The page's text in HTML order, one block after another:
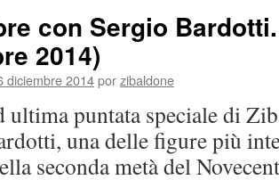
con Sergio
2014)
diciembre 2014porzibaldone
ultima puntata speciale di
una delle figure più
seconda metà del